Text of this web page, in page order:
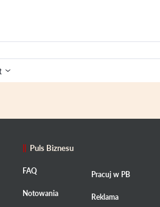
Puls Biznesu
FAQ
Notowania
Pracuj w PB
Reklama